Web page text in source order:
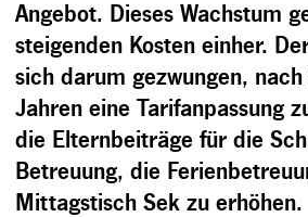
Angebot. Dieses Wachstum
steigenden Kosten einher.
sich darum gezwungen,
Jahren eine Tarifanpassung
die Elternbeiträge für die
Betreuung, die
Mittagstisch Sek zu erhöhen.